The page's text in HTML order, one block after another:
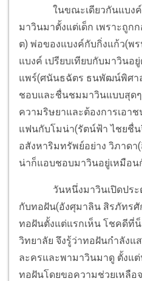
ในขณะเดียวกันแบง
มาวินมาตั้งแต่เด็ก เพราะถูก
ต) พ่อของแบงค์กับกิ่งแก้ว(พ
แบงค์ เปรียบเทียบกับมาวินอ
แพร์(ศนันธฉัตร ธนพัฒน์พิศา
ชอบและชื่นชมมาวินแบบสุด
ความริษยาและต้องการเอา
แฟนกับโมน่า(รัตน์ฟ้า ไชยชื่น
อสังหาริมทรัพย์อย่าง วิภาด
น่าก็แอบชอบมาวินอยู่เหมือน
วันหนึ่งมาวินเปิดปร
กับทอฝัน(อังศุมาลิน สิรภัทร
ทอฝันตั้งแต่แรกเห็น โชคดีที่น็
วิทยาลัย จึงรู้ว่าทอฝันกำลังแ
ละครและพามาวินมาดู ตั้งแ
ทอฝันโดยขอความช่วยเหลื